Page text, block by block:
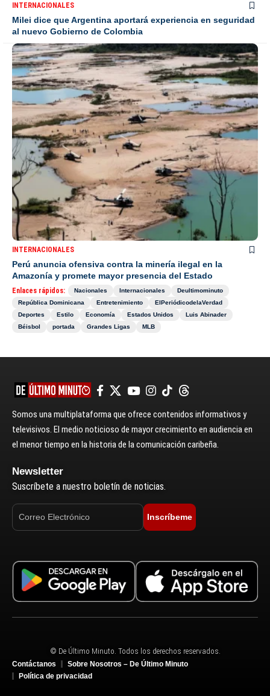
INTERNACIONALES
Milei dice que Argentina aportará experiencia en seguridad
al nuevo Gobierno de Colombia
INTERNACIONALES
Perú anuncia ofensiva contra la minería ilegal en la
Amazonía y promete mayor presencia del Estado
Enlaces rápidos: Nacionales Internacionales
Deultimominuto
República Dominicana
Entretenimiento
ElPeriódicodelaVerdad
Deportes
Estilo Economía Estados Unidos
Luis Abinader
Béisbol
portada Grandes Ligas MLB
Somos una multiplataforma que ofrece contenidos informativos y
televisivos. El medio noticioso de mayor crecimiento en audiencia en
el menor tiempo en la historia de la comunicación caribeña.
Newsletter
Suscríbete a nuestro boletín de noticias.
Inscríbeme
© De Último Minuto. Todos los derechos reservados.
Contáctanos
Sobre Nosotros – De Último Minuto
Política de privacidad